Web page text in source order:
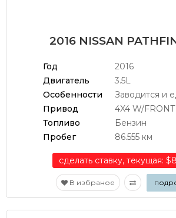
2016 NISSAN
Год
2016
Двигатель
3.5L
Особенности
Заводится и
Привод
4X4 W/
Топливо
Бензин
Пробег
86.555 км
сделать ставку, текущая:
В избраное